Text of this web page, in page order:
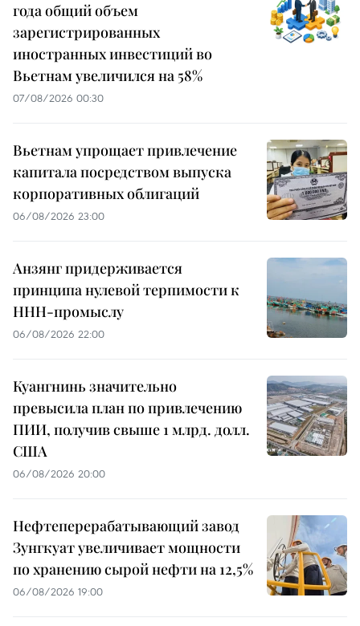
года общий объем
зарегистрированных
иностранных инвестиций во
Вьетнам увеличился на 58%
07/08/2026 00:30
Вьетнам упрощает привлечение
капитала посредством выпуска
корпоративных облигаций
06/08/2026 23:00
Анзянг придерживается
принципа нулевой терпимости к
ННН-промыслу
06/08/2026 22:00
Куангнинь значительно
превысила план по привлечению
ПИИ, получив свыше 1 млрд. долл.
США
06/08/2026 20:00
Нефтеперерабатывающий завод
Зунгкуат увеличивает мощности
по хранению сырой нефти на 12,5%
06/08/2026 19:00